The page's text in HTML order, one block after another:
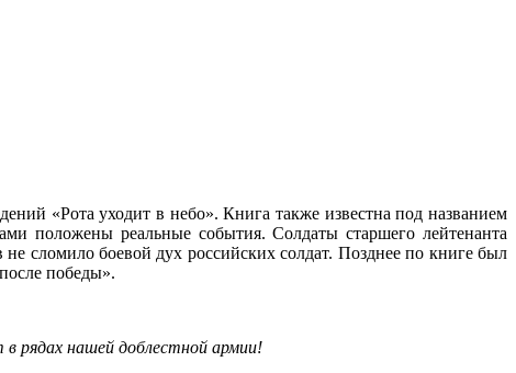
«Рота уходит в небо». Книга также известна под названием
положены реальные события. Солдаты старшего лейтенанта
сломило боевой дух российских солдат. Позднее по книге был
победы».
рядах нашей доблестной армии!